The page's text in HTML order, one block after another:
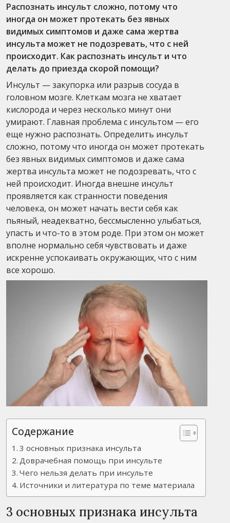
Распознать инсульт сложно, потому что
иногда он может протекать без явных
видимых симптомов и даже сама жертва
инсульта может не подозревать, что с ней
происходит. Как распознать инсульт и что
делать до приезда скорой помощи?
Инсульт — закупорка или разрыв сосуда в
головном мозге. Клеткам мозга не хватает
кислорода и через несколько минут они
умирают. Главная проблема с инсультом — его
еще нужно распознать. Определить инсульт
сложно, потому что иногда он может протекать
без явных видимых симптомов и даже сама
жертва инсульта может не подозревать, что с
ней происходит. Иногда внешне инсульт
проявляется как странности поведения
человека, он может начать вести себя как
пьяный, неадекватно, бессмысленно улыбаться,
упасть и что-то в этом роде. При этом он может
вполне нормально себя чувствовать и даже
искренне успокаивать окружающих, что с ним
все хорошо.
Содержание
3 основных признака инсульта
Доврачебная помощь при инсульте
Чего нельзя делать при инсульте
Источники и литература по теме материала
3 основных признака инсульта